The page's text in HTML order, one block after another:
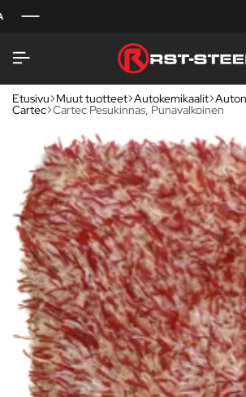
Etusivu Muut tuotteet Autokemikaalit
Cartec Cartec Pesukinnas, Punavalkoinen